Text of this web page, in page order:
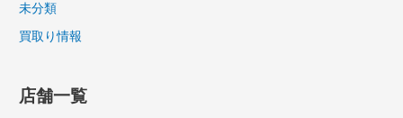
未分類
買取り情報
店舗一覧